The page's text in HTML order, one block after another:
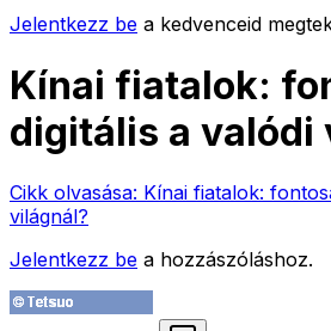
Jelentkezz be a kedvenceid
Kínai fiatalok:
digitális a valódi
Cikk olvasása: Kínai fiatalok:
világnál?
Jelentkezz be a hozzászóláshoz.